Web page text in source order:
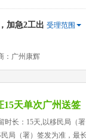
加急2工出 受理范围
：广州康辉
15天单次广州送签
时长：15天,以移民局（
局（署）签发为准，最